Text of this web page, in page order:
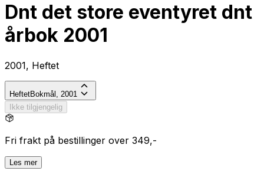
Dnt det store eventyret dnt
årbok 2001
2001, Heftet
HeftetBokmål, 2001
Ikke tilgjengelig
Fri frakt på bestillinger over 349,-
Les mer